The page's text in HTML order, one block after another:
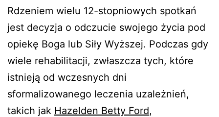
Rdzeniem wielu 12-stopniowych spotkań
jest decyzja o odczucie swojego życia pod
opiekę Boga lub Siły Wyższej. Podczas gdy
wiele rehabilitacji, zwłaszcza tych, które
istnieją od wczesnych dni
sformalizowanego leczenia uzależnień,
takich jak Hazelden Betty Ford,